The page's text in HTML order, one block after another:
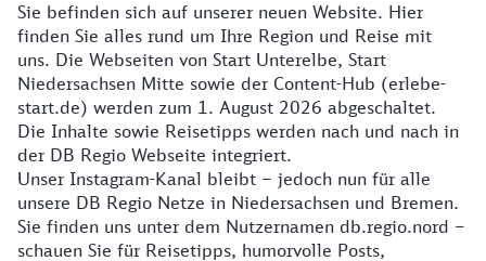
Details zur Website
Sie befinden sich auf unserer neuen Website. Hier
finden Sie alles rund um Ihre Region und Reise mit
uns. Die Webseiten von Start Unterelbe, Start
Niedersachsen Mitte sowie der Content-Hub (erlebe-
start.de) werden zum 1. August 2026 abgeschaltet.
Die Inhalte sowie Reisetipps werden nach und nach in
der DB Regio Webseite integriert.
Unser Instagram-Kanal bleibt – jedoch nun für alle
unsere DB Regio Netze in Niedersachsen und Bremen.
Sie finden uns unter dem Nutzernamen db.regio.nord –
schauen Sie für Reisetipps, humorvolle Posts,